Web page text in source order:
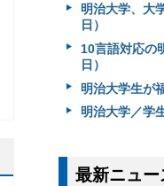
明治大学、大
日）
10言語対応の
日）
明治大学生が
明治大学／学
最新ニュー